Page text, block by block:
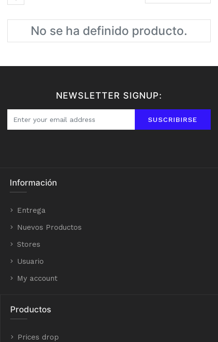
No se ha definido producto.
NEWSLETTER SIGNUP:
SUSCRIBIRSE
Información
Entrega
Nuevos Productos
Stores
Usuario
My account
Productos
Prices drop